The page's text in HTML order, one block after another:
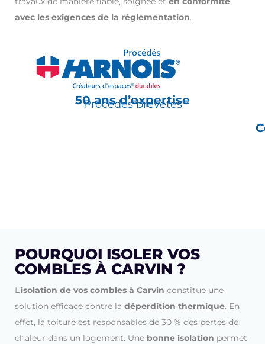
avec les exigences de la réglementation.
50 ans d’expertise
Procédés brevetés
POURQUOI ISOLER VOS
COMBLES À CARVIN ?
L’isolation de vos combles à Carvin constitue une
solution efficace contre la déperdition thermique. En
effet, la toiture est responsables de 30 % des pertes de
chaleur dans un logement. Une bonne isolation permet